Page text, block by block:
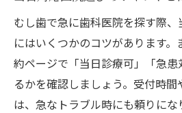
むし歯で急に歯科医院を探す際
にはいくつかのコツがあります
約ページで「当日診療可」「急
るかを確認しましょう。受付時
は、急なトラブル時にも頼りにな